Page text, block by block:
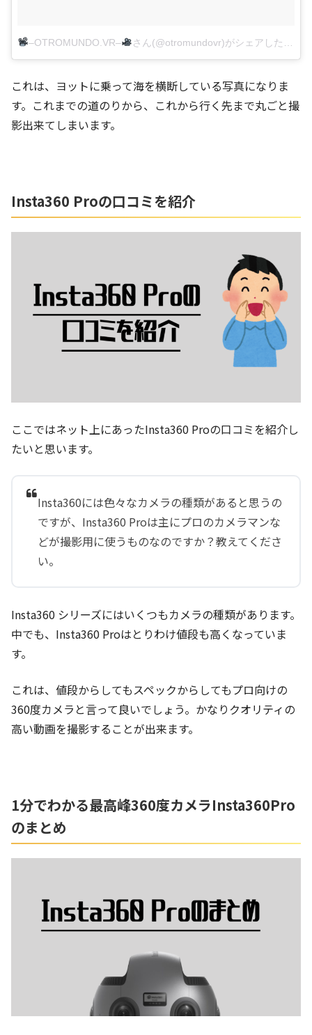
–OTROMUNDO.VR– さん(@otromundovr)がシェアした投稿
これは、ヨットに乗って海を横断している写真になりま
す。これまでの道のりから、これから行く先まで丸ごと撮
影出来てしまいます。
Insta360 Proの口コミを紹介
ここではネット上にあったInsta360 Proの口コミを紹介し
たいと思います。
Insta360には色々なカメラの種類があると思うの
ですが、Insta360 Proは主にプロのカメラマンな
どが撮影用に使うものなのですか？教えてくださ
い。
Insta360 シリーズにはいくつもカメラの種類があります。
中でも、Insta360 Proはとりわけ値段も高くなっていま
す。
これは、値段からしてもスペックからしてもプロ向けの
360度カメラと言って良いでしょう。かなりクオリティの
高い動画を撮影することが出来ます。
1分でわかる最高峰360度カメラInsta360Pro
のまとめ